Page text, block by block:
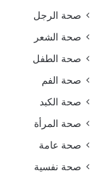
صحة الرجل
صحة الشعر
صحة الطفل
صحة الفم
صحة الكبد
صحة المرأة
صحة عامة
صحة نفسية